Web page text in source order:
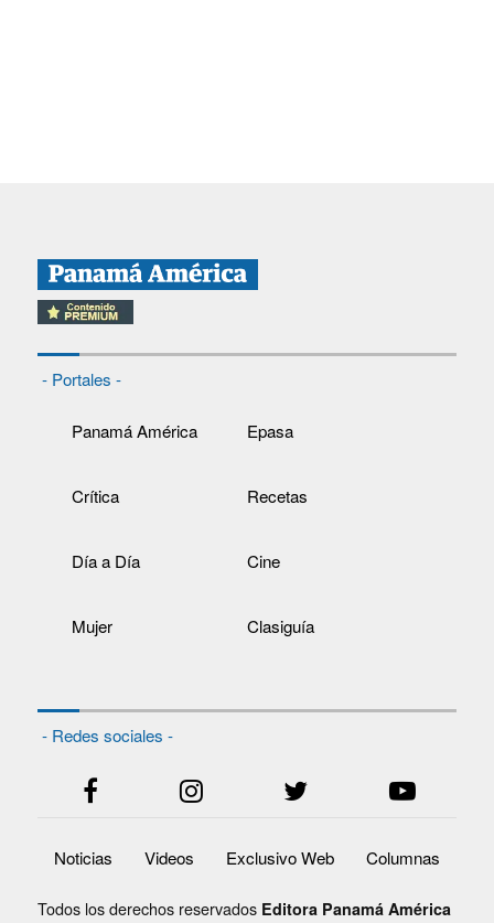
- Portales -
Panamá América Epasa
Crítica Recetas
Día a Día Cine
Mujer Clasiguía
- Redes sociales -
Noticias Videos Exclusivo Web Columnas
Todos los derechos reservados Editora Panamá América